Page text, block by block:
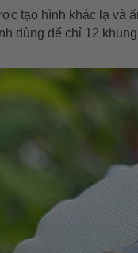
tạo hình khác lạ và
dùng để chỉ 12